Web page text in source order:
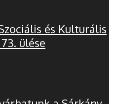
és Kulturális
ülése